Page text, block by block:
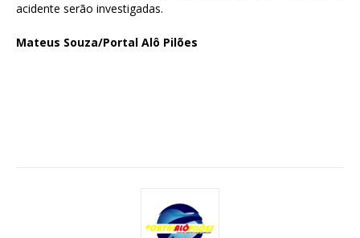
acidente serão investigadas.
Mateus Souza/Portal Alô Pilões